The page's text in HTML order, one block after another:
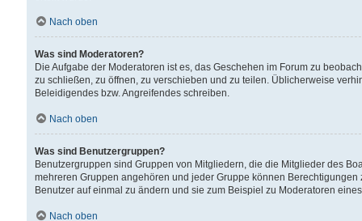
Nach oben
Was sind Moderatoren?
Die Aufgabe der Moderatoren ist es, das Geschehen im Forum zu
zu schließen, zu öffnen, zu verschieben und zu teilen. Üblicherweise
Beleidigendes bzw. Angreifendes schreiben.
Nach oben
Was sind Benutzergruppen?
Benutzergruppen sind Gruppen von Mitgliedern, die die Mitglieder des
mehreren Gruppen angehören und jeder Gruppe können
Benutzer auf einmal zu ändern und sie zum Beispiel zu Moderatoren
Nach oben